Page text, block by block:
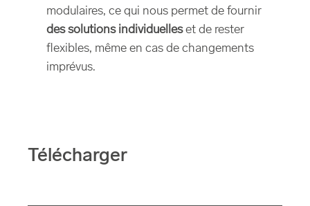
modulaires, ce qui nous permet de fournir
des solutions individuelleset de rester
flexibles, même en cas de changements
imprévus.
Télécharger